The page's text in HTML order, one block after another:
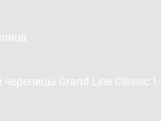
Grand Line Classic 1-